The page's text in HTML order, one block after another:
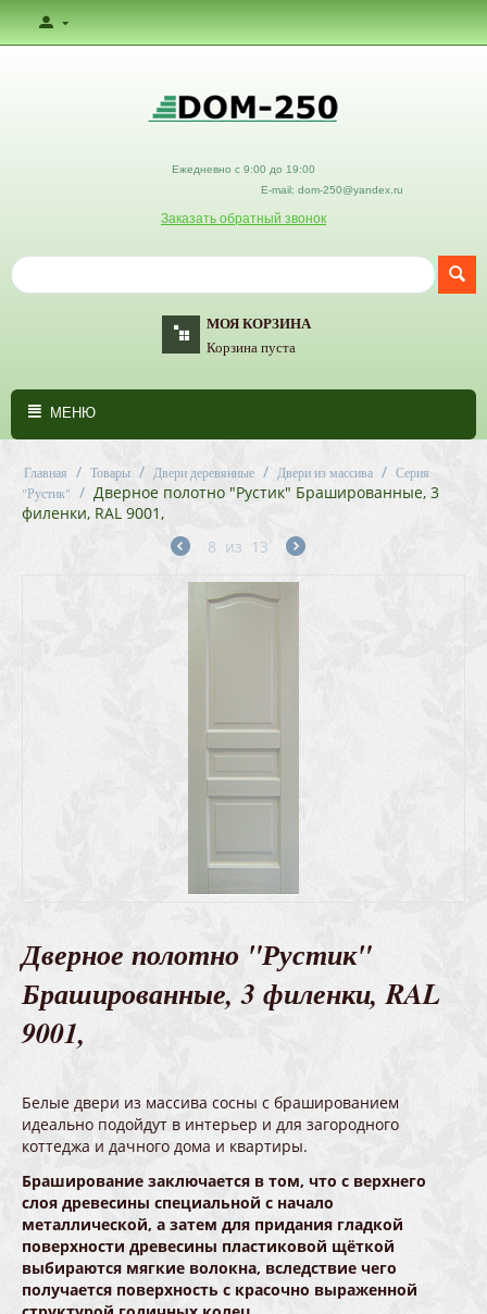
Ежедневно с 9:00 до 19:00
E-mail: dom-250@yandex.ru
Заказать обратный звонок
МОЯ КОРЗИНА
Корзина пуста
МЕНЮ
Главная / Товары / Двери деревянные / Двери из массива / Серия
"Рустик" / Дверное полотно "Рустик" Брашированные, 3
филенки, RAL 9001,
8 из 13
Дверное полотно "Рустик"
Брашированные, 3 филенки, RAL
9001,
Белые двери из массива сосны с брашированием
идеально подойдут в интерьер и для загородного
коттеджа и дачного дома и квартиры.
Браширование заключается в том, что с верхнего
слоя древесины специальной с начало
металлической, а затем для придания гладкой
поверхности древесины пластиковой щёткой
выбираются мягкие волокна, вследствие чего
получается поверхность с красочно выраженной